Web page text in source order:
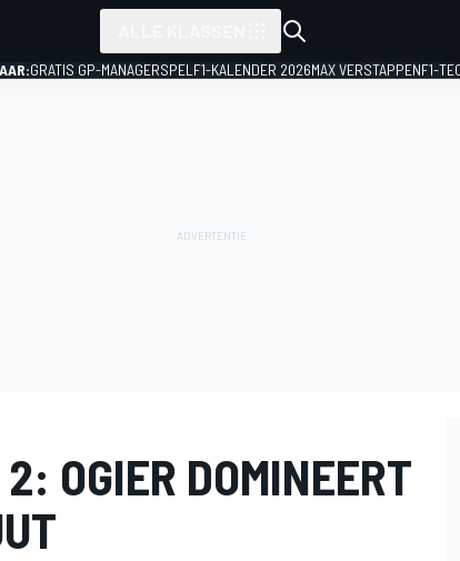
GRATIS GP-MANAGERSPEL F1-KALENDER 2026MAX VERSTAPPENF1-
OGIER DOMINEERT